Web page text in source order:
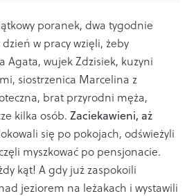
poranek, dwa tygodnie
w pracy wzięli, żeby
Agata, wujek Zdzisiek, kuzyni
siostrzenica Marcelina z
brat przyrodni męża,
kilka osób. Zaciekawieni, aż
się po pokojach, odświeżyli
myszkować po pensjonacie.
kąt! A gdy już zaspokoili
jeziorem na leżakach i wystawili